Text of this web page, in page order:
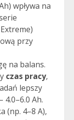
wpływa na
przy
na balans.
czas pracy,
lepszy
4.0–6.0 Ah.
(np. 4–8 A),